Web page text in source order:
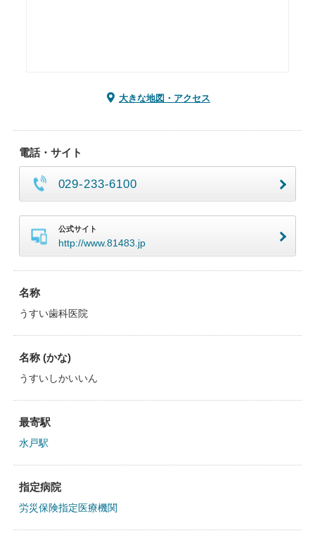
大きな地図・アクセス
電話・サイト
029-233-6100
公式サイト
http://www.81483.jp
名称
うすい歯科医院
名称 (かな)
うすいしかいいん
最寄駅
水戸駅
指定病院
労災保険指定医療機関